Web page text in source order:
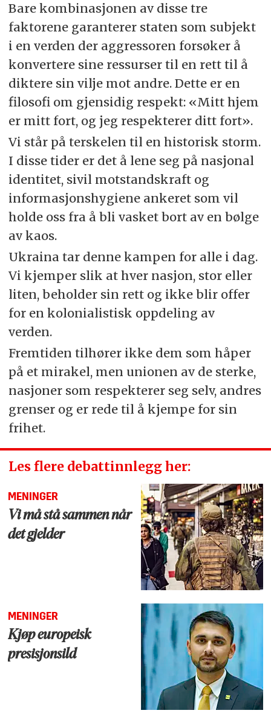
Bare kombinasjonen av disse tre
faktorene garanterer staten som subjekt
i en verden der aggressoren forsøker å
konvertere sine ressurser til en rett til å
diktere sin vilje mot andre. Dette er en
filosofi om gjensidig respekt: «Mitt hjem
er mitt fort, og jeg respekterer ditt fort».
Vi står på terskelen til en historisk storm.
I disse tider er det å lene seg på nasjonal
identitet, sivil motstandskraft og
informasjonshygiene ankeret som vil
holde oss fra å bli vasket bort av en bølge
av kaos.
Ukraina tar denne kampen for alle i dag.
Vi kjemper slik at hver nasjon, stor eller
liten, beholder sin rett og ikke blir offer
for en kolonialistisk oppdeling av
verden.
Fremtiden tilhører ikke dem som håper
på et mirakel, men unionen av de sterke,
nasjoner som respekterer seg selv, andres
grenser og er rede til å kjempe for sin
frihet.
Les flere debattinnlegg her:
MENINGER
Vi må stå sammen når
det gjelder
MENINGER
Kjøp europeisk
presisjonsild